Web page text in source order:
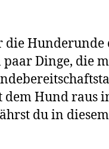
die Hunderunde
paar Dinge, die
dem Hund raus
du in